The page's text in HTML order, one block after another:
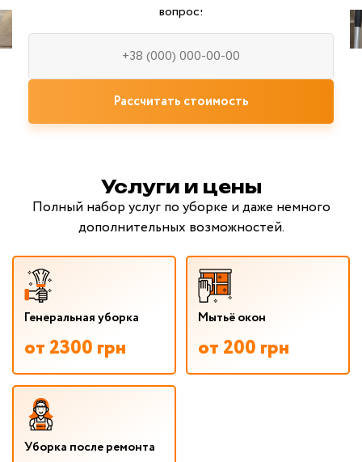
вопрос!
Рассчитать стоимость
Услуги и цены
Полный набор услуг по уборке и даже немного
дополнительных возможностей.
Генеральная уборка
от 2300 грн
Мытьё окон
от 200 грн
Уборка после ремонта